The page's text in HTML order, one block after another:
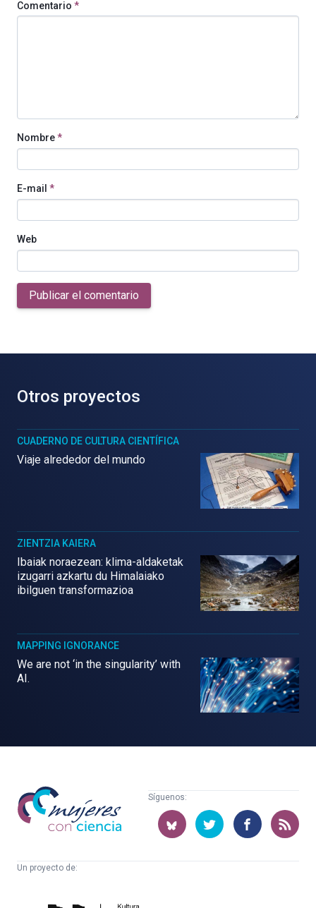
Comentario *
Nombre*
E-mail *
Web
Publicar el comentario
Otros proyectos
CUADERNO DE CULTURA CIENTÍFICA
Viaje alrededor del mundo
ZIENTZIA KAIERA
Ibaiak noraezean: klima-aldaketak
izugarri azkartu du Himalaiako
ibilguen transformazioa
MAPPING IGNORANCE
We are not ‘in the singularity’ with
AI.
Mujeres
con
ciencia
Síguenos:
Un proyecto de: